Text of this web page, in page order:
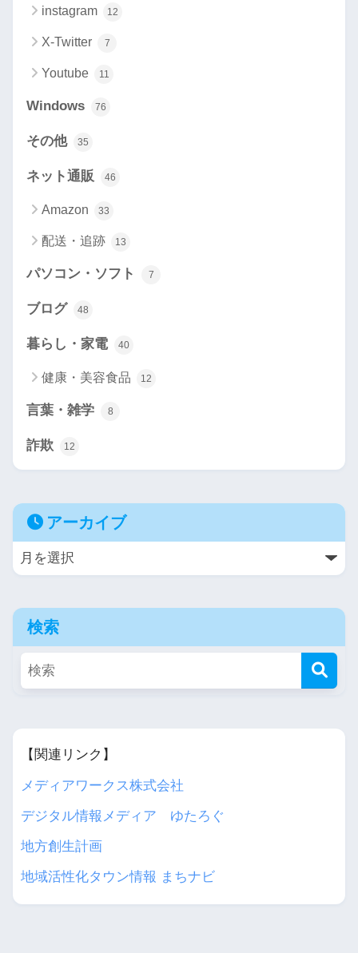
instagram 12
X-Twitter 7
Youtube 11
Windows 76
その他 35
ネット通販 46
Amazon 33
配送・追跡 13
パソコン・ソフト 7
ブログ 48
暮らし・家電 40
健康・美容食品 12
言葉・雑学 8
詐欺 12
アーカイブ
検索
【関連リンク】
メディアワークス株式会社
デジタル情報メディア ゆたろぐ
地方創生計画
地域活性化タウン情報 まちナビ